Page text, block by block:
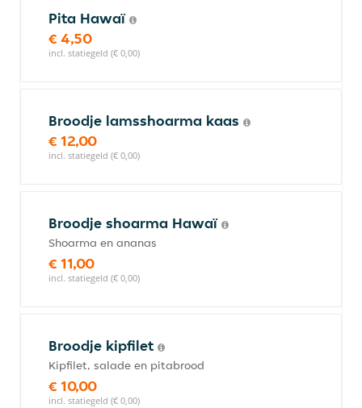
Pita Hawaï
€ 4,50
incl. statiegeld (€ 0,00)
Broodje lamsshoarma kaas
€ 12,00
incl. statiegeld (€ 0,00)
Broodje shoarma Hawaï
Shoarma en ananas
€ 11,00
incl. statiegeld (€ 0,00)
Broodje kipfilet
Kipfilet, salade en pitabrood
€ 10,00
incl. statiegeld (€ 0,00)